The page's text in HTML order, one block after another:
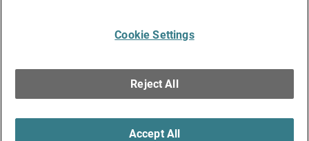
Rights Reserved.
Cookie Settings
Reject All
Accept All